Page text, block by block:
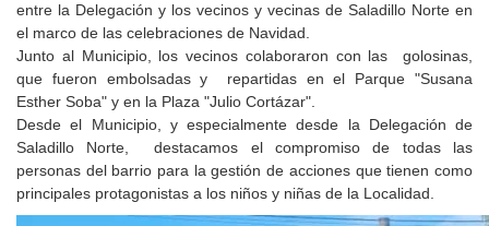
entre la Delegación y los vecinos y vecinas de Saladillo Norte en
el marco de las celebraciones de Navidad.
Junto al Municipio, los vecinos colaboraron con las golosinas,
que fueron embolsadas y repartidas en el Parque "Susana
Esther Soba" y en la Plaza "Julio Cortázar".
Desde el Municipio, y especialmente desde la Delegación de
Saladillo Norte, destacamos el compromiso de todas las
personas del barrio para la gestión de acciones que tienen como
principales protagonistas a los niños y niñas de la Localidad.